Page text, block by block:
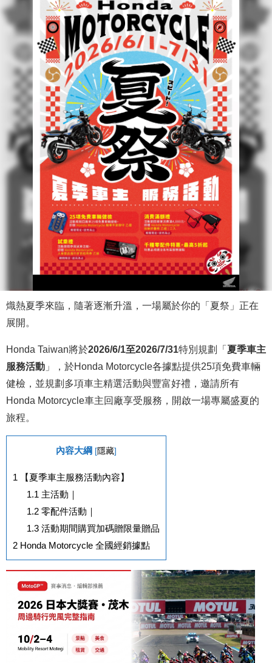
熾熱夏季來臨，隨著逐漸升溫，一場屬於你的「夏祭」正在
展開。
Honda Taiwan將於2026/6/1至2026/7/31特別規劃「 夏季車主
服務活動 」，於Honda Motorcycle各據點提供25項免費車輛
健檢，並規劃多項車主精選活動與豐富好禮，邀請所有
Honda Motorcycle車主回廠享受服務，開啟一場專屬盛夏的
旅程。
內容大綱 [隱藏]
1
【夏季車主服務活動內容】
1.1 主活動｜
1.2零配件活動｜
1.3活動期間購買加碼贈限量贈品
2 Honda Motorcycle 全國經銷據點